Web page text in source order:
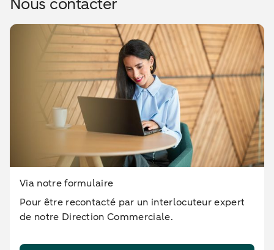
Via notre formulaire
Pour être recontacté par un interlocuteur expert
de notre Direction Commerciale.